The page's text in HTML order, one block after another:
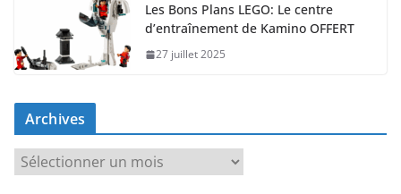
Les Bons Plans LEGO: Le centre
d’entraînement de Kamino OFFERT
27 juillet 2025
Archives
r